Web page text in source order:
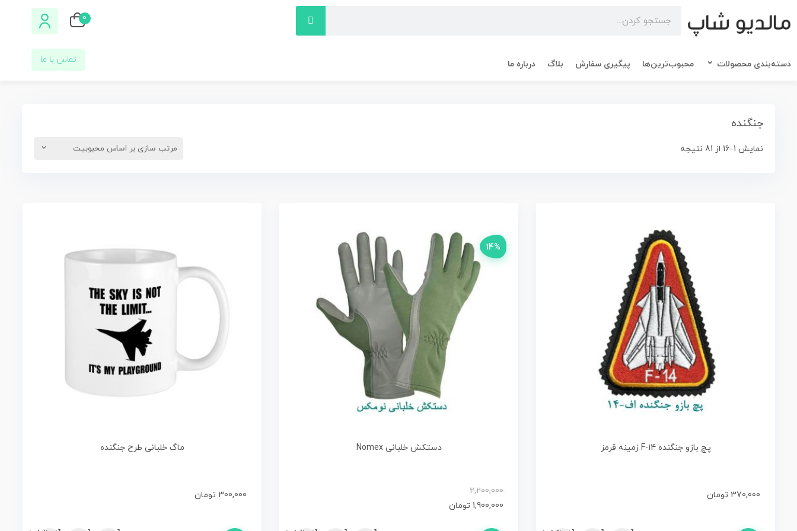
0
دسته‌بندی محصولات محبوب‌ترین‌ها پیگیری سفارش بلاگ درباره ما تماس با ما
جنگنده
نمایش 1–16 از 81 نتیجه
پچ بازو جنگنده F-14 زمینه قرمز
370,000 تومان
14%
دستکش خلبانی Nomex
2,200,000
1,900,000 تومان
ماگ خلبانی طرح جنگنده
300,000 تومان